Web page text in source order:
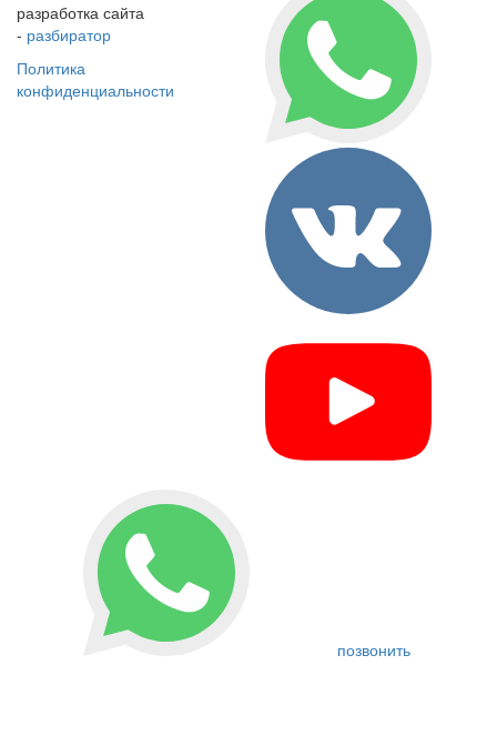
разработка сайта
- разбиратор
Политика
конфиденциальности
позвонить